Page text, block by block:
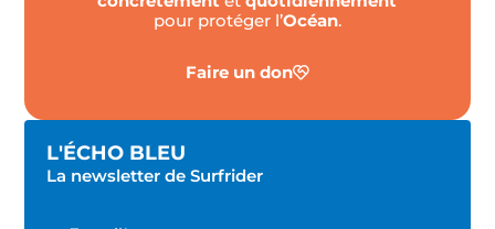
pour protéger l’Océan.
Faire un don
L'ÉCHO BLEU
La newsletter de Surfrider